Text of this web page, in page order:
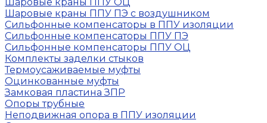
Шаровые краны ППУ ПЭ с воздушником
Сильфонные компенсаторы в ППУ изоляции
Сильфонные компенсаторы ППУ ПЭ
Сильфонные компенсаторы ППУ ОЦ
Комплекты заделки стыков
Термоусаживаемые муфты
Оцинкованные муфты
Замковая пластина ЗПР
Опоры трубные
Неподвижная опора в ППУ изоляции